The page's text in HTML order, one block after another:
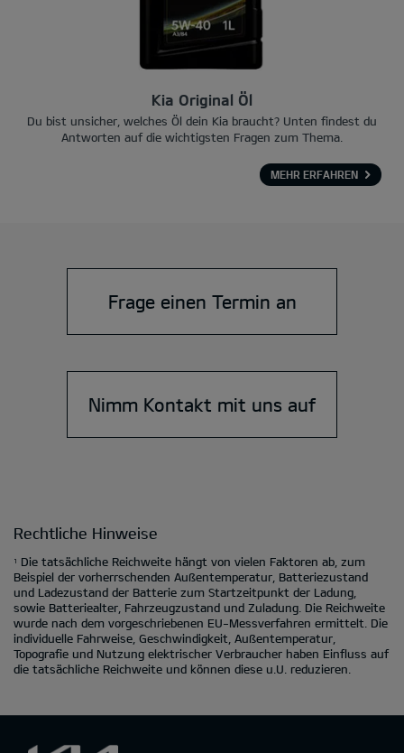
Kia Original Öl
Du bist unsicher, welches Öl dein Kia braucht? Unten findest du
Antworten auf die wichtigsten Fragen zum Thema.
MEHR ERFAHREN
Frage einen Termin an
Nimm Kontakt mit uns auf
Rechtliche Hinweise
1
Die tatsächliche Reichweite hängt von vielen Faktoren ab, zum
Beispiel der vorherrschenden Außentemperatur, Batteriezustand
und Ladezustand der Batterie zum Startzeitpunkt der Ladung,
sowie Batteriealter, Fahrzeugzustand und Zuladung. Die Reichweite
wurde nach dem vorgeschriebenen EU-Messverfahren ermittelt. Die
individuelle Fahrweise, Geschwindigkeit, Außentemperatur,
Topografie und Nutzung elektrischer Verbraucher haben Einfluss auf
die tatsächliche Reichweite und können diese u.U. reduzieren.